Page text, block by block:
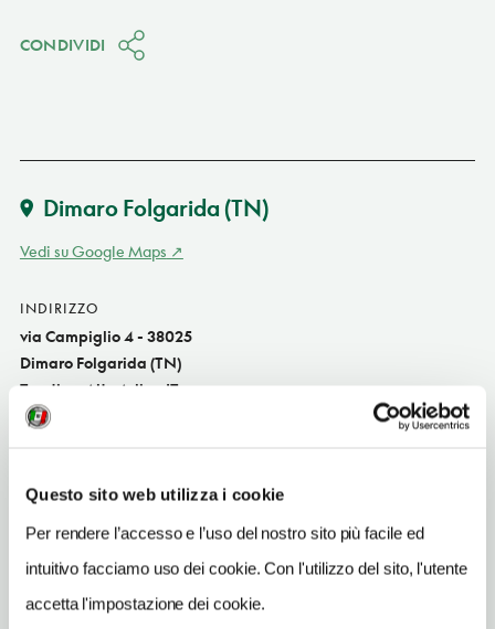
Questo sito web utilizza i cookie
Per rendere l’accesso e l’uso del nostro sito più facile ed
intuitivo facciamo uso dei cookie. Con l'utilizzo del sito, l'utente
accetta l'impostazione dei cookie.
CONDIVIDI
Dimaro Folgarida (TN)
Vedi su Google Maps
INDIRIZZO
via Campiglio 4 - 38025
Dimaro Folgarida (TN)
Trentino-Alto Adige IT
SITO WEB
INDIRIZZO EMAIL
info@alpholiday.it
TELEFONO
0463973330